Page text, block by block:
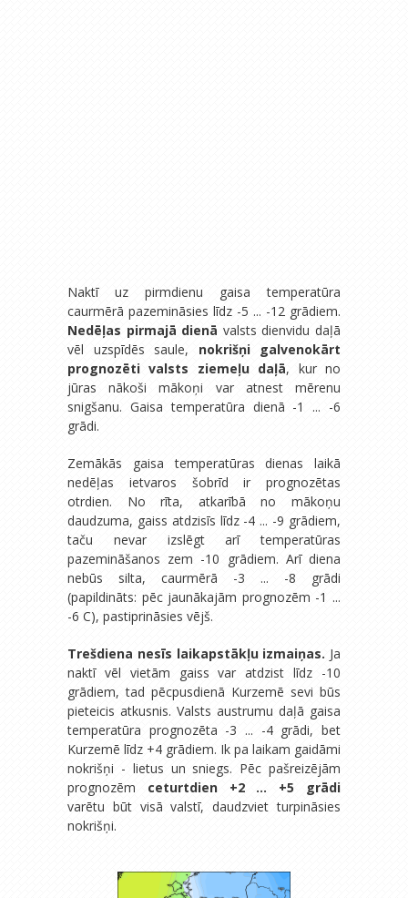
Naktī uz pirmdienu gaisa temperatūra
caurmērā pazemināsies līdz -5 ... -12 grādiem.
Nedēļas pirmajā dienā valsts dienvidu daļā
vēl uzspīdēs saule, nokrišņi galvenokārt
prognozēti valsts ziemeļu daļā, kur no
jūras nākoši mākoņi var atnest mērenu
snigšanu. Gaisa temperatūra dienā -1 ... -6
grādi.
Zemākās gaisa temperatūras dienas laikā
nedēļas ietvaros šobrīd ir prognozētas
otrdien. No rīta, atkarībā no mākoņu
daudzuma, gaiss atdzisīs līdz -4 ... -9 grādiem,
taču nevar izslēgt arī temperatūras
pazemināšanos zem -10 grādiem. Arī diena
nebūs silta, caurmērā -3 ... -8 grādi
(papildināts: pēc jaunākajām prognozēm -1 ...
-6 C), pastiprināsies vējš.
Trešdiena nesīs laikapstākļu izmaiņas. Ja
naktī vēl vietām gaiss var atdzist līdz -10
grādiem, tad pēcpusdienā Kurzemē sevi būs
pieteicis atkusnis. Valsts austrumu daļā gaisa
temperatūra prognozēta -3 ... -4 grādi, bet
Kurzemē līdz +4 grādiem. Ik pa laikam gaidāmi
nokrišņi - lietus un sniegs. Pēc pašreizējām
prognozēm ceturtdien +2 ... +5 grādi
varētu būt visā valstī, daudzviet turpināsies
nokrišņi.